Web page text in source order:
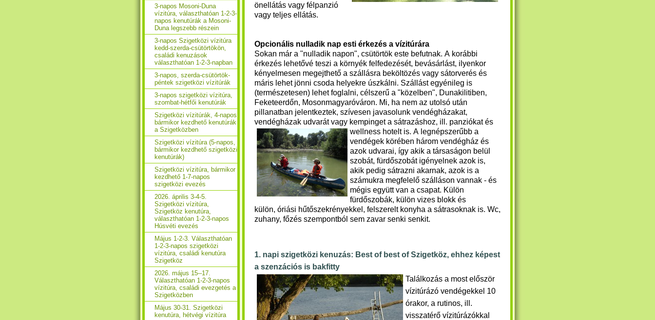
önellátás vagy félpanzió
vagy teljes ellátás.
Opcionális nulladik nap esti érkezés a vízitúrára
Sokan már a "nulladik napon", csütörtök este befutnak. A korábbi
érkezés lehetővé teszi a környék felfedezését, bevásárlást, ilyenkor
kényelmesen megejthető a szállásra beköltözés vagy sátorverés és
máris lehet jönni csoda helyekre úszkálni. Szállást egyénileg is
(természetesen) lehet foglalni, célszerű a "közelben", Dunakilitiben,
Feketeerdőn, Mosonmagyaróváron. Mi, ha nem az utolsó után
pillanatban jelentkeztek, szívesen javasolunk vendégházakat,
vendégházak udvarát vagy kempinget a sátrazáshoz, ill. panziókat és
wellness hotelt is. A legnépszerűbb a
vendégek körében három vendégház és
azok udvarai, így akik a társaságon belül
szobát, fürdőszobát igényelnek azok is,
akik pedig sátrazni akarnak, azok is a
számukra megfelelő szálláson vannak - és
mégis együtt van a csapat. Külön
fürdőszobák, külön vizes blokk és
külön, óriási hűtőszekrényekkel, felszerelt konyha a sátrasoknak is. Wc,
zuhany, főzés szempontból sem zavar senki senkit.
1. napi szigetközi kenuzás: Best of best of Szigetköz, ehhez képest
a szenzációs is bakfitty
Találkozás a most először
vízitúrázó vendégekkel 10
órakor, a rutinos, ill.
visszatérő vízitúrázókkal
3-napos Mosoni-Duna
vízitúra, választhatóan 1-2-3-
napos kenutúrák a Mosoni-
Duna legszebb részein
3-napos Szigetközi vízitúra
kedd-szerda-csütörtökön,
családi kenuzások
választhatóan 1-2-3-napban
3-napos, szerda-csütörtök-
péntek szigetközi vízitúrák
3-napos szigetközi vízitúra,
szombat-hétfői kenutúrák
Szigetközi vízitúrák, 4-napos
bármikor kezdhető kenutúrák
a Szigetközben
Szigetközi vízitúra (5-napos,
bármikor kezdhető szigetközi
kenutúrák)
Szigetközi vízitúra, bármikor
kezdhető 1-7-napos
szigetközi evezés
2026. április 3-4-5.
Szigetközi vízitúra,
Szigetköz kenutúra,
választhatóan 1-2-3-napos
Húsvéti evezés
Május 1-2-3. Választhatóan
1-2-3-napos szigetközi
vízitúra, családi kenutúra
Szigetköz
2026. május 15--17.
Választhatóan 1-2-3-napos
vízitúra, családi evezgetés a
Szigetközben
Május 30-31. Szigetközi
kenutúra, hétvégi vízitúra